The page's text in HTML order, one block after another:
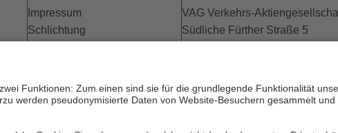
Impressum
Schlichtung
Fahrgastrechte
VAG Verkehrs-
Südliche Fürther Straße 5
Kontaktformulare